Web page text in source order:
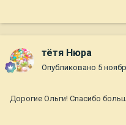
тётя Нюра
Опубликовано 5
Дорогие Ольги! Спасибо